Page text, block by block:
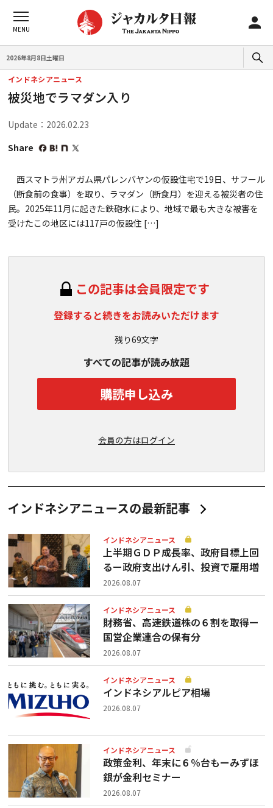
2026年8月8日土曜日
インドネシアニュース
被災地でラマダン入り
Update：2026.02.23
Share
西スマトラ州アガム県パレンバヤンの仮設住宅で19日、サフール
（断食前の食事）を取り、ラマダン（断食月）を迎える被災者の住
民。2025年11月に起きた鉄砲水により、地域で最も大きな被害を
受けたこの地区には117戸の仮設住 […]
この記事は会員限定です
登録すると続きをお読みいただけます
残り69文字
すべての記事が読み放題
購読申し込み
会員の方はログイン
インドネシアニュースの最新記事
インドネシアニュース
上半期ＧＤＰ成長率、政府目標上回
るー政府支出けん引、投資で雇用増
2026.08.07
インドネシアニュース
財務省、高速鉄道株の６割を取得ー
国営企業連合の保有分
2026.08.07
インドネシアニュース
インドネシアルピア相場
2026.08.07
インドネシアニュース
政策金利、年末に６％台もーみずほ
銀が金利セミナー
2026.08.07